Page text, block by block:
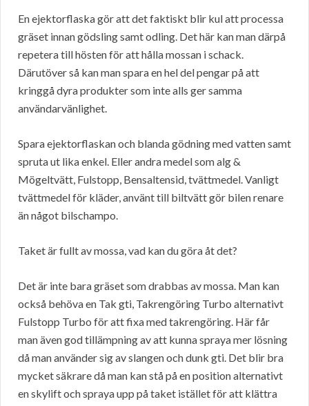
En ejektorflaska gör att det faktiskt blir kul att processa
gräset innan gödsling samt odling. Det här kan man därpå
repetera till hösten för att hålla mossan i schack.
Därutöver så kan man spara en hel del pengar på att
kringgå dyra produkter som inte alls ger samma
användarvänlighet.
Spara ejektorflaskan och blanda gödning med vatten samt
spruta ut lika enkel. Eller andra medel som alg &
Mögeltvätt, Fulstopp, Bensaltensid, tvättmedel. Vanligt
tvättmedel för kläder, använt till biltvätt gör bilen renare
än något bilschampo.
Taket är fullt av mossa, vad kan du göra åt det?
Det är inte bara gräset som drabbas av mossa. Man kan
också behöva en Tak gti, Takrengöring Turbo alternativt
Fulstopp Turbo för att fixa med takrengöring. Här får
man även god tillämpning av att kunna spraya mer lösning
då man använder sig av slangen och dunk gti. Det blir bra
mycket säkrare då man kan stå på en position alternativt
en skylift och spraya upp på taket istället för att klättra